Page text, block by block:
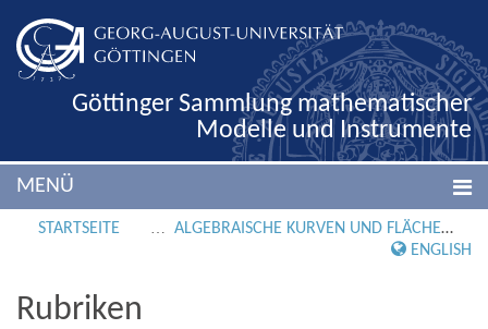
Göttinger Sammlung mathematischer
Modelle und Instrumente
MENÜ
STARTSEITE
ALGEBRAISCHE KURVEN UND FLÄCHEN
ENGLISH
Rubriken